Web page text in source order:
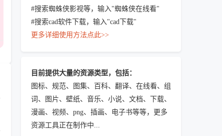
#搜索蜘蛛侠影视等，输入"蜘蛛侠在线看"
#搜索cad软件下载，输入"cad下载"
更多详细使用方法点此>>
目前提供大量的资源类型，包括：
图标、规范、图集、百科、翻译、在线看、组
词、图片、壁纸、音乐、小说、文档、下载、
漫画、视频、png、插画、电子书等等，更多
资源工具正在制作中...